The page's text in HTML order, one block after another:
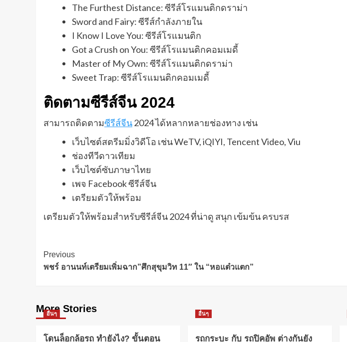
The Furthest Distance: ซีรีส์โรแมนติกดราม่า
Sword and Fairy: ซีรีส์กำลังภายใน
I Know I Love You: ซีรีส์โรแมนติก
Got a Crush on You: ซีรีส์โรแมนติกคอมเมดี้
Master of My Own: ซีรีส์โรแมนติกดราม่า
Sweet Trap: ซีรีส์โรแมนติกคอมเมดี้
ติดตามซีรีส์จีน 2024
สามารถติดตามซีรีส์จีน2024 ได้หลากหลายช่องทาง เช่น
เว็บไซต์สตรีมมิ่งวิดีโอ เช่น WeTV, iQIYI, Tencent Video, Viu
ช่องทีวีดาวเทียม
เว็บไซต์ซับภาษาไทย
เพจ Facebook ซีรีส์จีน
เตรียมตัวให้พร้อม
เตรียมตัวให้พร้อมสำหรับซีรีส์จีน 2024 ที่น่าดู สนุก เข้มข้น ครบรส
Post
Navigation
Previous
พชร์ อานนท์เตรียมเพิ่มฉาก”ศึกสุขุมวิท 11″ ใน “หอแต๋วแตก”
More Stories
อื่นๆ
โดนล็อกล้อรถ ทำยังไง? ขั้นตอน
อื่นๆ
รถกระบะ กับ รถปิคอัพ ต่างกันยัง